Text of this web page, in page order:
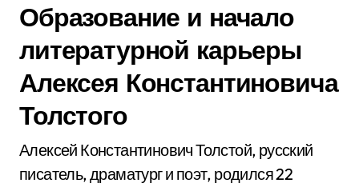
Образование и начало
литературной карьеры
Алексея Константиновича
Толстого
Алексей Константинович Толстой, русский
писатель, драматург и поэт, родился 22